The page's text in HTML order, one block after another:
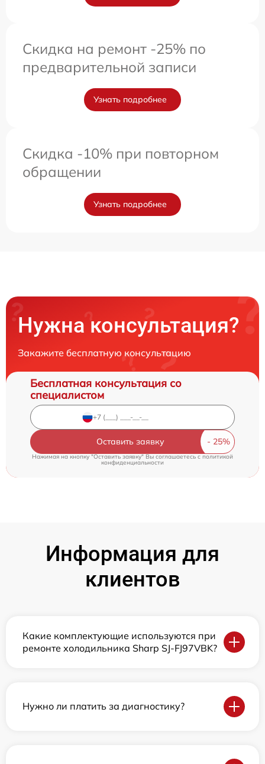
Скидка на ремонт -25% по
предварительной записи
Узнать подробнее
Скидка -10% при повторном
обращении
Узнать подробнее
Нужна консультация?
Закажите бесплатную консультацию
Бесплатная консультация со
специалистом
Оставить заявку
Нажимая на кнопку "Оставить заявку" Вы соглашаетесь cполитикой
конфиденциальности
Информация для
клиентов
Какие комплектующие используются при
ремонте холодильника Sharp SJ-FJ97VBK?
Нужно ли платить за диагностику?